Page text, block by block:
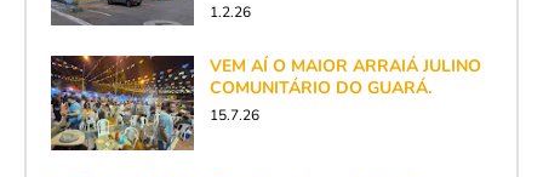
1.2.26
VEM AÍ O MAIOR ARRAIÁ JULINO
COMUNITÁRIO DO GUARÁ.
15.7.26